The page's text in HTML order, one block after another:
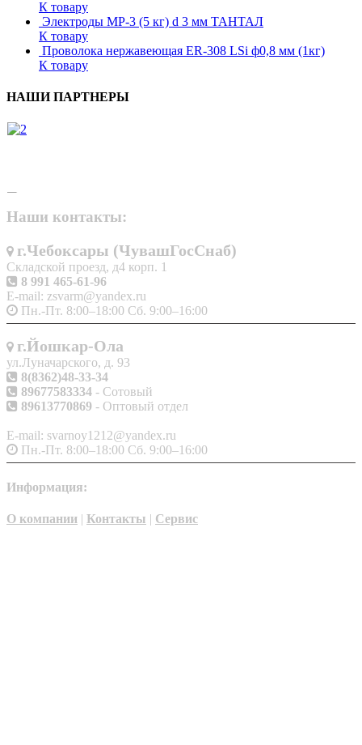
К товару
Электроды МР-3 (5 кг) d 3 мм ТАНТАЛ
К товару
Проволока нержавеющая ER-308 LSi ф0,8 мм (1кг)
К товару
НАШИ ПАРТНЕРЫ
Наши контакты:
г.Чебоксары (ЧувашГосСнаб)
Складской проезд, д4 корп. 1
8 991 465-61-96
E-mail: zsvarm@yandex.ru
Пн.-Пт. 8:00–18:00 Сб. 9:00–16:00
г.Йошкар-Ола
ул.Луначарского, д. 93
8(8362)48-33-34
89677583334 - Сотовый
89613770869 - Оптовый отдел
E-mail: svarnoy1212@yandex.ru
Пн.-Пт. 8:00–18:00 Сб. 9:00–16:00
Информация:
О компании | Контакты | Сервис